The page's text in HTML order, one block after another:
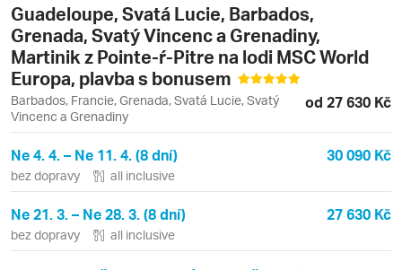
Guadeloupe, Svatá Lucie, Barbados,
Grenada, Svatý Vincenc a Grenadiny,
Martinik z Pointe-ŕ-Pitre na lodi MSC World
Europa, plavba s bonusem
Barbados, Francie, Grenada, Svatá Lucie, Svatý
Vincenc a Grenadiny
od 27 630 Kč
Ne 4. 4. – Ne 11. 4. (8 dní) 30 090 Kč
bez dopravy all inclusive
Ne 21. 3. – Ne 28. 3. (8 dní) 27 630 Kč
bez dopravy all inclusive